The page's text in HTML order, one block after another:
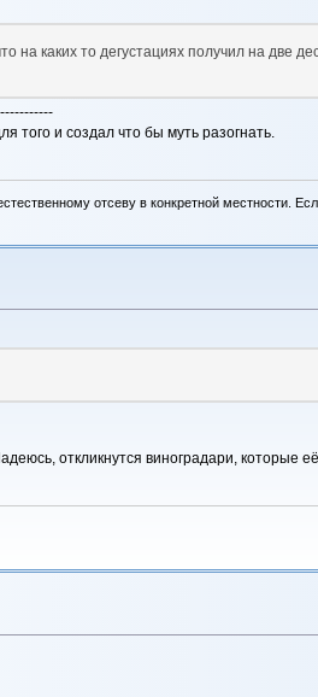
на каких то дегустациях получил на две
того и создал что бы муть разогнать.
отсеву в конкретной местности.
откликнутся виноградари,